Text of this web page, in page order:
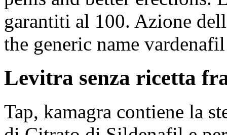
garantiti al 100. Azione
the generic name
Levitra senza ricetta
Tap, kamagra contiene la